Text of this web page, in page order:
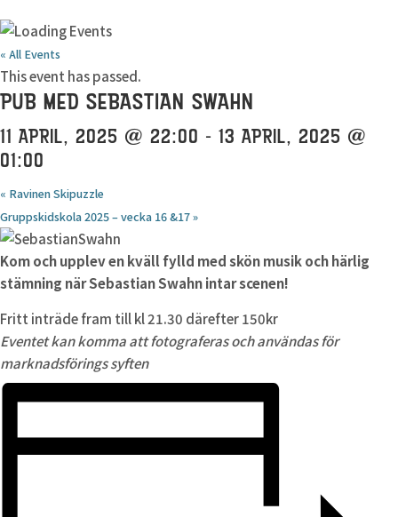
« All Events
This event has passed.
PUB MED SEBASTIAN SWAHN
11 APRIL, 2025 @ 22:00 - 13 APRIL, 2025 @
01:00
« Ravinen Skipuzzle
Gruppskidskola 2025 – vecka 16 &17»
Kom och upplev en kväll fylld med skön musik och härlig
stämning när Sebastian Swahn intar scenen!
Fritt inträde fram till kl 21.30 därefter 150kr
Eventet kan komma att fotograferas och användas för
marknadsförings syften